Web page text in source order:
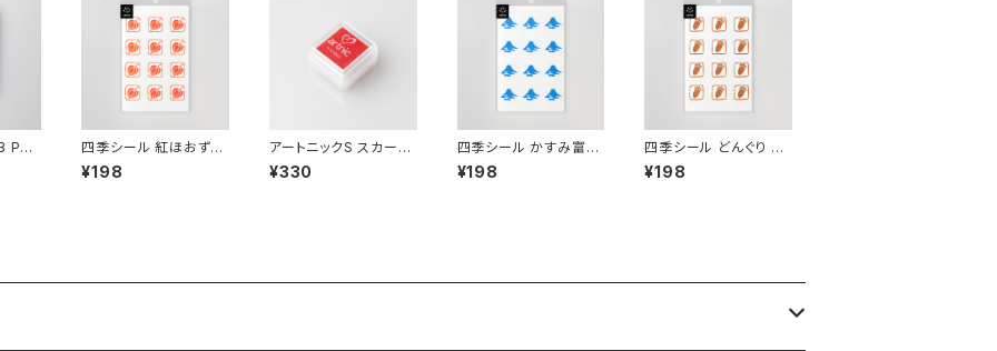
PT-
四季シール 紅ほおずき
EL-134
¥198
アートニックS スカーレ
ット TS-14
¥330
四季シール かすみ富士
EL-4
¥198
四季シール どんぐり EL
-107
¥198